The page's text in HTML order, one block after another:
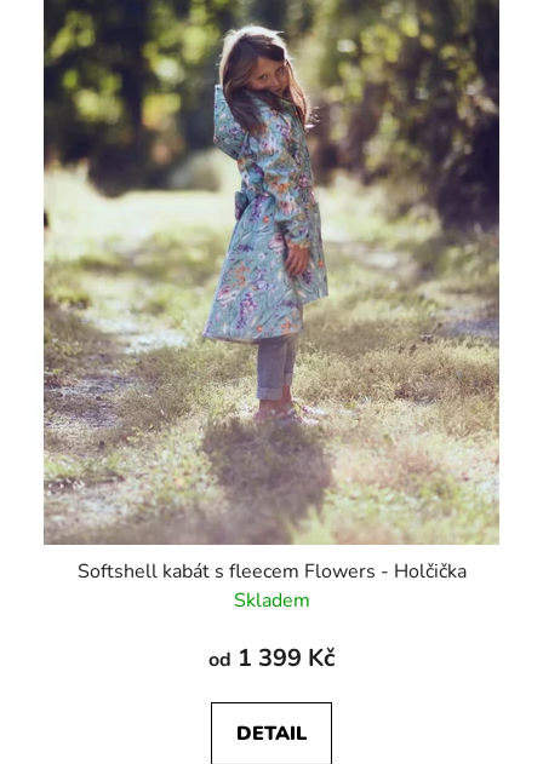
Softshell kabát s fleecem Flowers - Holčička
Skladem
od 1 399 Kč
DETAIL